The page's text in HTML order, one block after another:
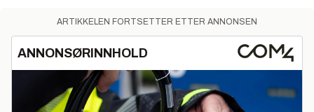
ARTIKKELEN FORTSETTER ETTER ANNONSEN
ANNONSØRINNHOLD